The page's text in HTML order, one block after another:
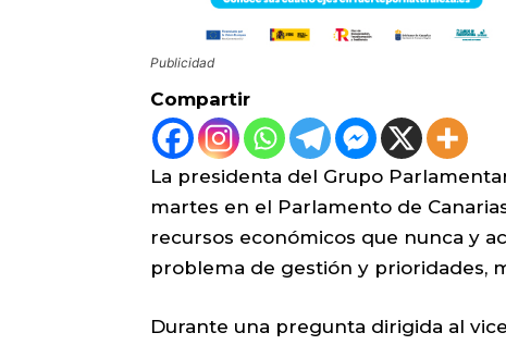
Publicidad
Compartir
La presidenta del Grupo
martes en el Parlamento de
recursos económicos que nunca y
problema de gestión y prioridades,
Durante una pregunta dirigida al